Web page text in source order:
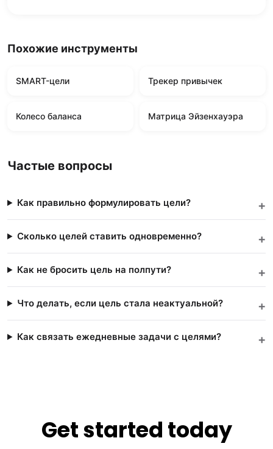
Похожие инструменты
SMART-цели Трекер привычек
Колесо баланса Матрица Эйзенхауэра
Частые вопросы
Как правильно формулировать цели?
Сколько целей ставить одновременно?
Как не бросить цель на полпути?
Что делать, если цель стала неактуальной?
Как связать ежедневные задачи с целями?
Get started today